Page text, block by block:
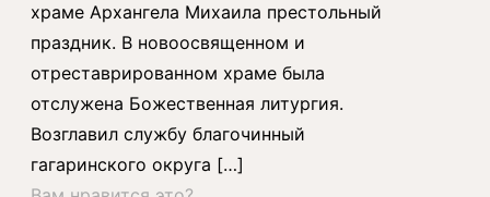
храме Архангела Михаила престольный
праздник. В новоосвященном и
отреставрированном храме была
отслужена Божественная литургия.
Возглавил службу благочинный
гагаринского округа […]